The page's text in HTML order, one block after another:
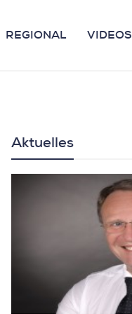
REGIONAL VIDEOS
Aktuelles